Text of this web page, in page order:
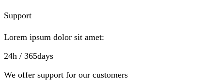
Support
Lorem ipsum dolor sit amet:
24h / 365days
We offer support for our customers